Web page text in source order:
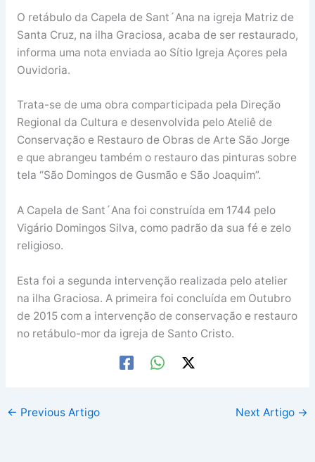
O retábulo da Capela de Sant´Ana na igreja Matriz de
Santa Cruz, na ilha Graciosa, acaba de ser restaurado,
informa uma nota enviada ao Sítio Igreja Açores pela
Ouvidoria.
Trata-se de uma obra comparticipada pela Direção
Regional da Cultura e desenvolvida pelo Ateliê de
Conservação e Restauro de Obras de Arte São Jorge
e que abrangeu também o restauro das pinturas sobre
tela “São Domingos de Gusmão e São Joaquim”.
A Capela de Sant´Ana foi construída em 1744 pelo
Vigário Domingos Silva, como padrão da sua fé e zelo
religioso.
Esta foi a segunda intervenção realizada pelo atelier
na ilha Graciosa. A primeira foi concluída em Outubro
de 2015 com a intervenção de conservação e restauro
no retábulo-mor da igreja de Santo Cristo.
← Previous Artigo Next Artigo →